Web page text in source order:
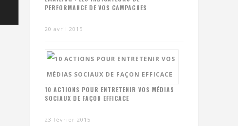
PERFORMANCE DE VOS CAMPAGNES
20 avril 2015
10 ACTIONS POUR ENTRETENIR VOS MÉDIAS
SOCIAUX DE FAÇON EFFICACE
23 février 2015